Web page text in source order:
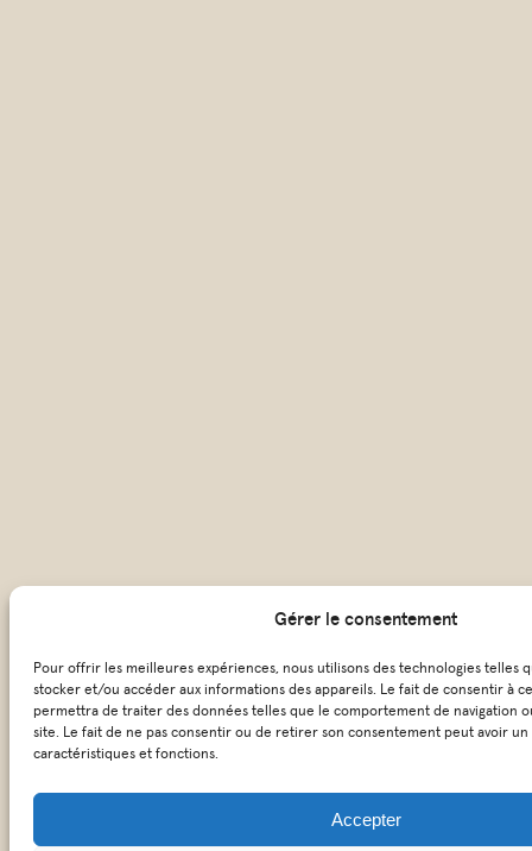
Gérer le consentement
Pour offrir les meilleures expériences, nous utilisons des technologies telles
stocker et/ou accéder aux informations des appareils. Le fait de consentir à
permettra de traiter des données telles que le comportement de navigation
site. Le fait de ne pas consentir ou de retirer son consentement peut avoir
caractéristiques et fonctions.
Accepter